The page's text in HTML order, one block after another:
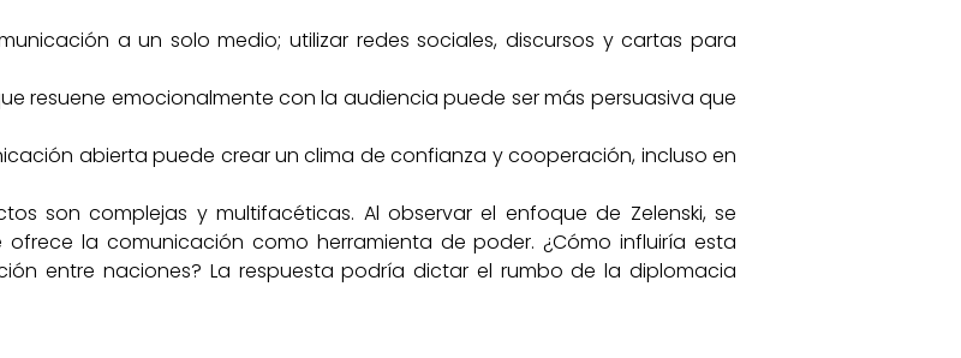
a un solo medio; utilizar redes sociales, discursos y cartas para
resuene emocionalmente con la audiencia puede ser más persuasiva que
abierta puede crear un clima de confianza y cooperación, incluso en
son complejas y multifacéticas. Al observar el enfoque de Zelenski, se
la comunicación como herramienta de poder. ¿Cómo influiría esta
entre naciones? La respuesta podría dictar el rumbo de la diplomacia